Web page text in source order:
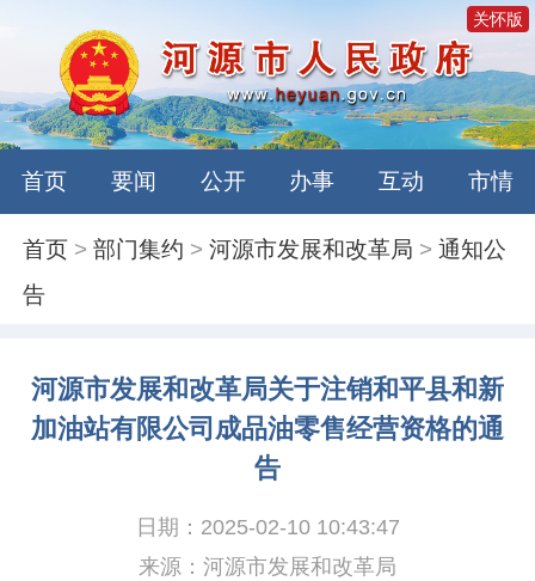
关怀版
首页 要闻 公开 办事 互动 市情
首页 >部门集约 >河源市发展和改革局 >通知公
告
河源市发展和改革局关于注销和平县和新
加油站有限公司成品油零售经营资格的通
告
日期：2025-02-10 10:43:47
来源：河源市发展和改革局